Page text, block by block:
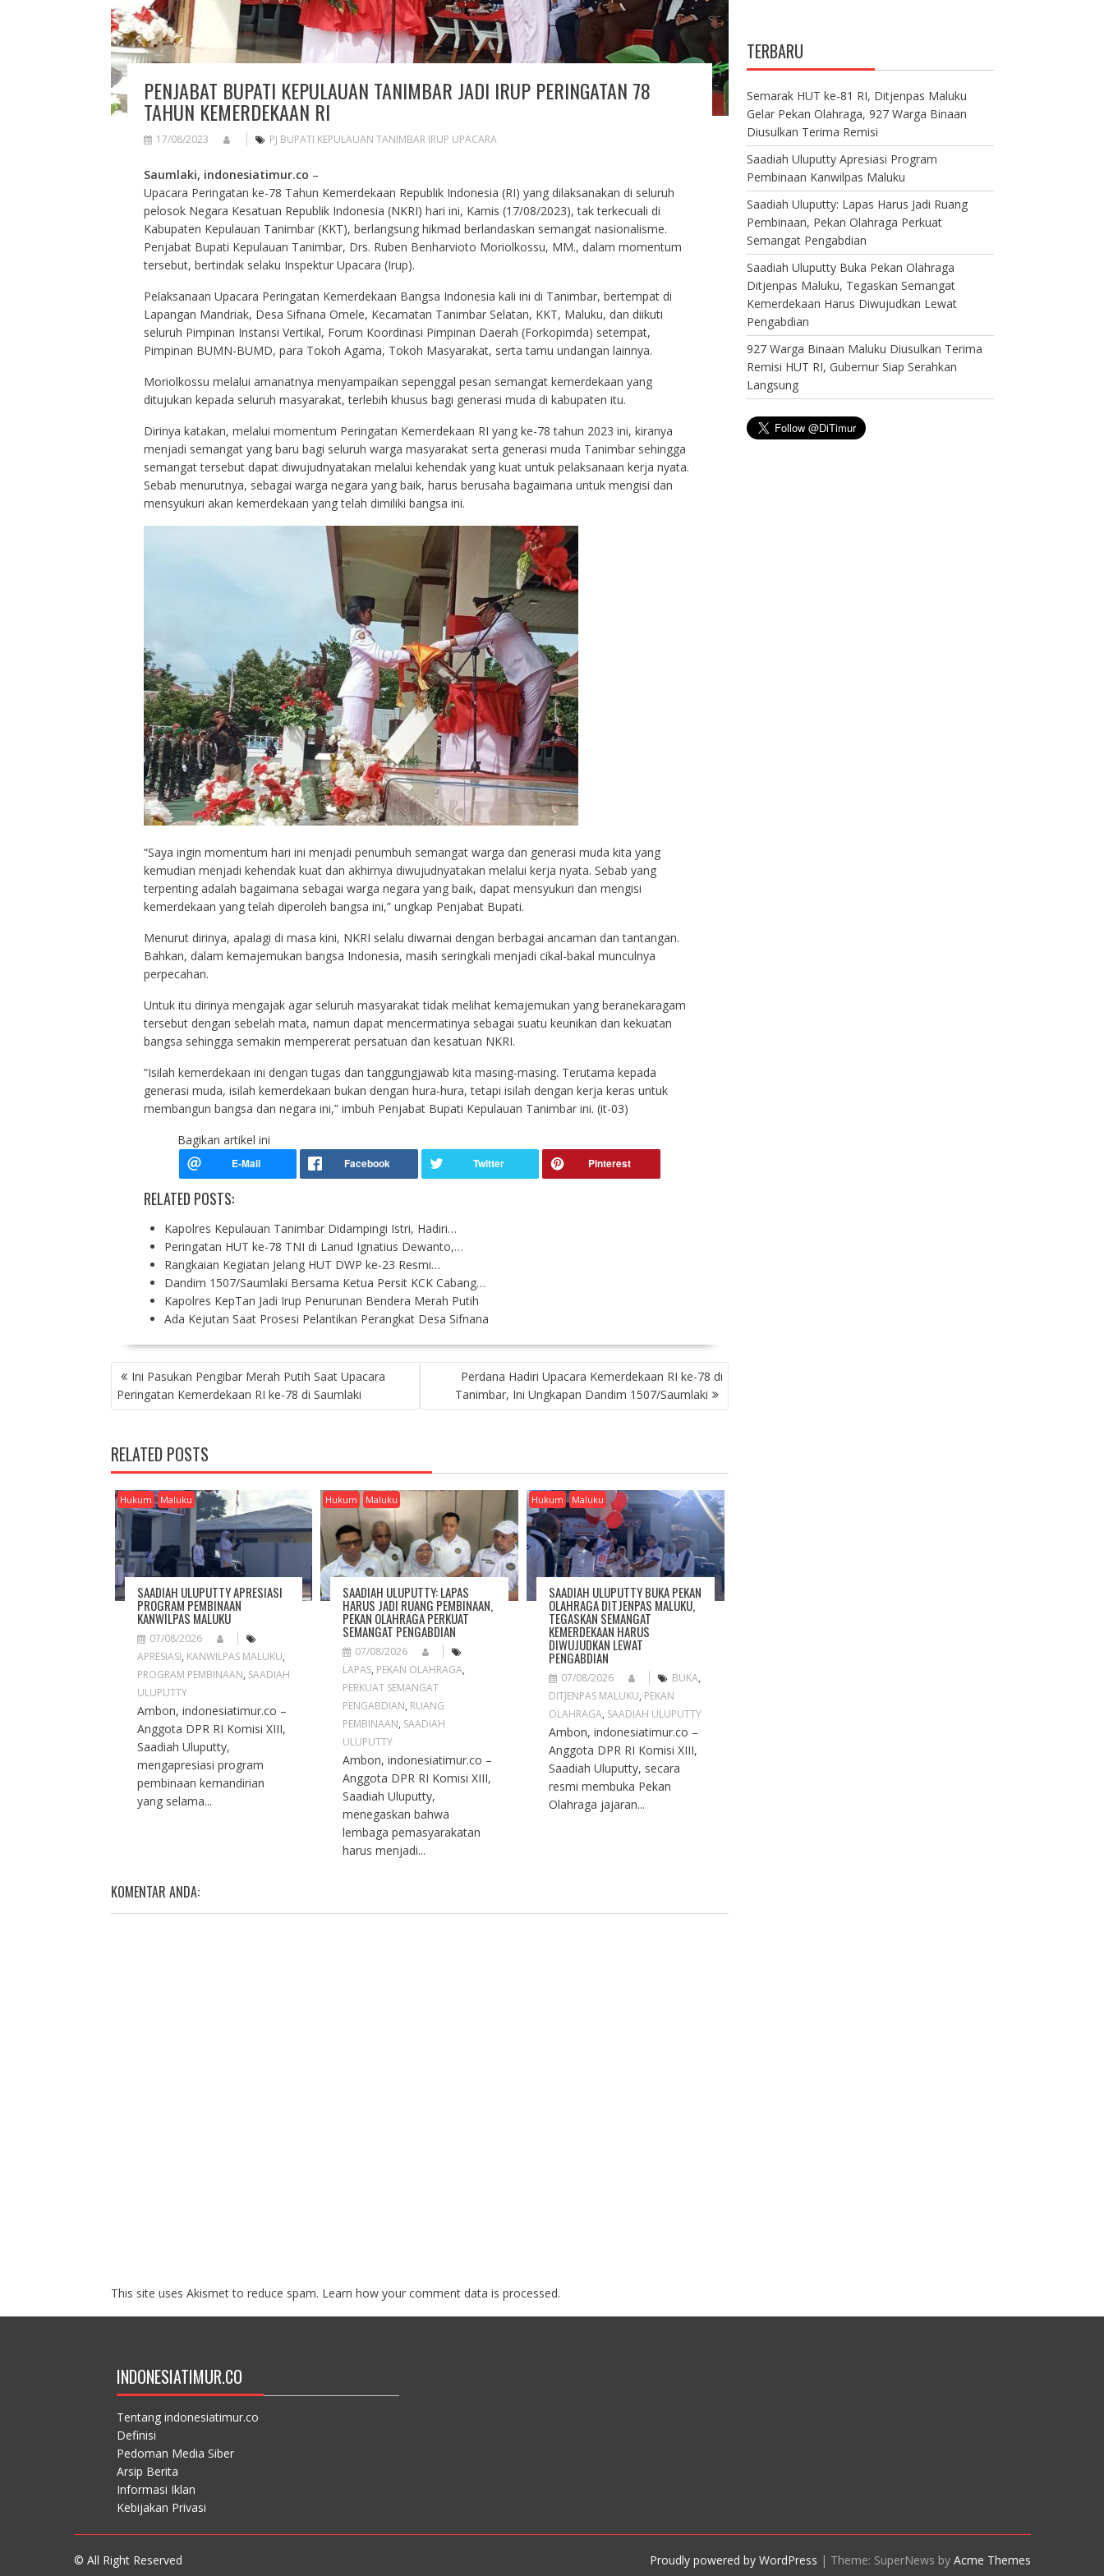
PENJABAT BUPATI KEPULAUAN TANIMBAR JADI IRUP PERINGATAN 78
TAHUN KEMERDEKAAN RI
17/08/2023 PJ BUPATI KEPULAUAN TANIMBAR IRUP UPACARA
Saumlaki, indonesiatimur.co –
Upacara Peringatan ke-78 Tahun Kemerdekaan Republik Indonesia (RI) yang dilaksanakan di seluruh
pelosok Negara Kesatuan Republik Indonesia (NKRI) hari ini, Kamis (17/08/2023), tak terkecuali di
Kabupaten Kepulauan Tanimbar (KKT), berlangsung hikmad berlandaskan semangat nasionalisme.
Penjabat Bupati Kepulauan Tanimbar, Drs. Ruben Benharvioto Moriolkossu, MM., dalam momentum
tersebut, bertindak selaku Inspektur Upacara (Irup).
Pelaksanaan Upacara Peringatan Kemerdekaan Bangsa Indonesia kali ini di Tanimbar, bertempat di
Lapangan Mandriak, Desa Sifnana Omele, Kecamatan Tanimbar Selatan, KKT, Maluku, dan diikuti
seluruh Pimpinan Instansi Vertikal, Forum Koordinasi Pimpinan Daerah (Forkopimda) setempat,
Pimpinan BUMN-BUMD, para Tokoh Agama, Tokoh Masyarakat, serta tamu undangan lainnya.
Moriolkossu melalui amanatnya menyampaikan sepenggal pesan semangat kemerdekaan yang
ditujukan kepada seluruh masyarakat, terlebih khusus bagi generasi muda di kabupaten itu.
Dirinya katakan, melalui momentum Peringatan Kemerdekaan RI yang ke-78 tahun 2023 ini, kiranya
menjadi semangat yang baru bagi seluruh warga masyarakat serta generasi muda Tanimbar sehingga
semangat tersebut dapat diwujudnyatakan melalui kehendak yang kuat untuk pelaksanaan kerja nyata.
Sebab menurutnya, sebagai warga negara yang baik, harus berusaha bagaimana untuk mengisi dan
mensyukuri akan kemerdekaan yang telah dimiliki bangsa ini.
“Saya ingin momentum hari ini menjadi penumbuh semangat warga dan generasi muda kita yang
kemudian menjadi kehendak kuat dan akhirnya diwujudnyatakan melalui kerja nyata. Sebab yang
terpenting adalah bagaimana sebagai warga negara yang baik, dapat mensyukuri dan mengisi
kemerdekaan yang telah diperoleh bangsa ini,” ungkap Penjabat Bupati.
Menurut dirinya, apalagi di masa kini, NKRI selalu diwarnai dengan berbagai ancaman dan tantangan.
Bahkan, dalam kemajemukan bangsa Indonesia, masih seringkali menjadi cikal-bakal munculnya
perpecahan.
Untuk itu dirinya mengajak agar seluruh masyarakat tidak melihat kemajemukan yang beranekaragam
tersebut dengan sebelah mata, namun dapat mencermatinya sebagai suatu keunikan dan kekuatan
bangsa sehingga semakin mempererat persatuan dan kesatuan NKRI.
“Isilah kemerdekaan ini dengan tugas dan tanggungjawab kita masing-masing. Terutama kepada
generasi muda, isilah kemerdekaan bukan dengan hura-hura, tetapi isilah dengan kerja keras untuk
membangun bangsa dan negara ini,” imbuh Penjabat Bupati Kepulauan Tanimbar ini. (it-03)
Bagikan artikel ini
RELATED POSTS:
Kapolres Kepulauan Tanimbar Didampingi Istri, Hadiri…
Peringatan HUT ke-78 TNI di Lanud Ignatius Dewanto,…
Rangkaian Kegiatan Jelang HUT DWP ke-23 Resmi…
Dandim 1507/Saumlaki Bersama Ketua Persit KCK Cabang…
Kapolres KepTan Jadi Irup Penurunan Bendera Merah Putih
Ada Kejutan Saat Prosesi Pelantikan Perangkat Desa Sifnana
P
O
S
N
A
V
G
A
T
O
N
Ini Pasukan Pengibar Merah Putih Saat Upacara
Peringatan Kemerdekaan RI ke-78 di Saumlaki
Perdana Hadiri Upacara Kemerdekaan RI ke-78 di
Tanimbar, Ini Ungkapan Dandim 1507/Saumlaki
RELATED POSTS
Hukum Maluku
SAADIAH ULUPUTTY APRESIASI
PROGRAM PEMBINAAN
KANWILPAS MALUKU
07/08/2026
APRESIASI, KANWILPAS MALUKU,
PROGRAM PEMBINAAN, SAADIAH
ULUPUTTY
Ambon, indonesiatimur.co –
Anggota DPR RI Komisi XIII,
Saadiah Uluputty,
mengapresiasi program
pembinaan kemandirian
yang selama...
Hukum Maluku
SAADIAH ULUPUTTY: LAPAS
HARUS JADI RUANG PEMBINAAN,
PEKAN OLAHRAGA PERKUAT
SEMANGAT PENGABDIAN
07/08/2026
LAPAS, PEKAN OLAHRAGA,
PERKUAT SEMANGAT
PENGABDIAN, RUANG
PEMBINAAN, SAADIAH
ULUPUTTY
Ambon, indonesiatimur.co –
Anggota DPR RI Komisi XIII,
Saadiah Uluputty,
menegaskan bahwa
lembaga pemasyarakatan
harus menjadi...
Hukum Maluku
SAADIAH ULUPUTTY BUKA PEKAN
OLAHRAGA DITJENPAS MALUKU,
TEGASKAN SEMANGAT
KEMERDEKAAN HARUS
DIWUJUDKAN LEWAT
PENGABDIAN
07/08/2026 BUKA,
DITJENPAS MALUKU, PEKAN
OLAHRAGA, SAADIAH ULUPUTTY
Ambon, indonesiatimur.co –
Anggota DPR RI Komisi XIII,
Saadiah Uluputty, secara
resmi membuka Pekan
Olahraga jajaran...
KOMENTAR ANDA:
This site uses Akismet to reduce spam. Learn how your comment data is processed.
TERBARU
Semarak HUT ke-81 RI, Ditjenpas Maluku
Gelar Pekan Olahraga, 927 Warga Binaan
Diusulkan Terima Remisi
Saadiah Uluputty Apresiasi Program
Pembinaan Kanwilpas Maluku
Saadiah Uluputty: Lapas Harus Jadi Ruang
Pembinaan, Pekan Olahraga Perkuat
Semangat Pengabdian
Saadiah Uluputty Buka Pekan Olahraga
Ditjenpas Maluku, Tegaskan Semangat
Kemerdekaan Harus Diwujudkan Lewat
Pengabdian
927 Warga Binaan Maluku Diusulkan Terima
Remisi HUT RI, Gubernur Siap Serahkan
Langsung
INDONESIATIMUR.CO
Tentang indonesiatimur.co
Definisi
Pedoman Media Siber
Arsip Berita
Informasi Iklan
Kebijakan Privasi
© All Right Reserved Proudly powered by WordPress | Theme: SuperNews by Acme Themes